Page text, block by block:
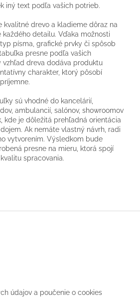
iný text podľa vašich potrieb.
kvalitné drevo a kladieme dôraz na
každého detailu. Vďaka možnosti
písma, grafické prvky či spôsob
presne podľa vašich
vzhľad dreva dodáva produktu
charakter, ktorý pôsobí
sú vhodné do kancelárií,
ambulancií, salónov, showroomov
kde je dôležitá prehľadná orientácia
Ak nemáte vlastný návrh, radi
vytvorením. Výsledkom bude
presne na mieru, ktorá spojí
spracovania.
údajov a poučenie o cookies